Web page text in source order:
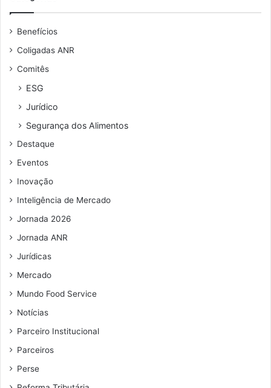
e
n
e
e
e
a
i
Benefícios
Coligadas ANR
Comitês
ESG
Jurídico
Segurança dos Alimentos
Destaque
Eventos
Inovação
Inteligência de Mercado
Jornada 2026
Jornada ANR
Jurídicas
Mercado
Mundo Food Service
Notícias
Parceiro Institucional
Parceiros
Perse